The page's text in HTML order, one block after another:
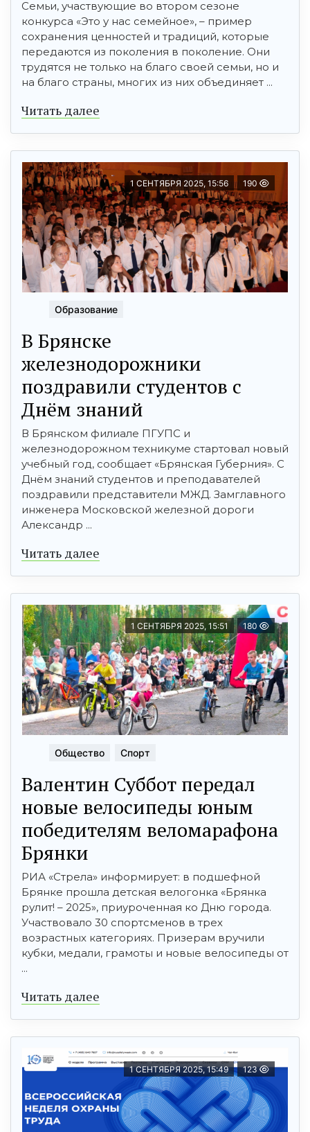
Семьи, участвующие во втором сезоне
конкурса «Это у нас семейное», – пример
сохранения ценностей и традиций, которые
передаются из поколения в поколение. Они
трудятся не только на благо своей семьи, но и
на благо страны, многих из них объединяет ...
Читать далее
1 СЕНТЯБРЯ 2025, 15:56 190
Образование
В Брянске
железнодорожники
поздравили студентов с
Днём знаний
В Брянском филиале ПГУПС и
железнодорожном техникуме стартовал новый
учебный год, сообщает «Брянская Губерния». С
Днём знаний студентов и преподавателей
поздравили представители МЖД. Замглавного
инженера Московской железной дороги
Александр ...
Читать далее
1 СЕНТЯБРЯ 2025, 15:51 180
Общество Спорт
Валентин Суббот передал
новые велосипеды юным
победителям веломарафона
Брянки
РИА «Стрела» информирует: в подшефной
Брянке прошла детская велогонка «Брянка
рулит! – 2025», приуроченная ко Дню города.
Участвовало 30 спортсменов в трех
возрастных категориях. Призерам вручили
кубки, медали, грамоты и новые велосипеды от
...
Читать далее
1 СЕНТЯБРЯ 2025, 15:49 123